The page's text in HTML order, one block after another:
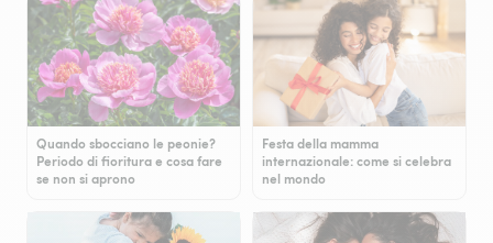
Quando sbocciano le peonie?
Periodo di fioritura e cosa fare
se non si aprono
Festa della mamma
internazionale: come si celebra
nel mondo